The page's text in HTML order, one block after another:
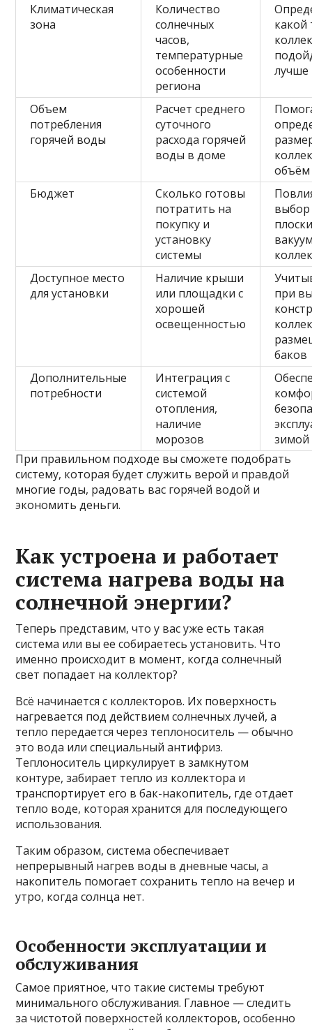
Климатическая
зона
Количество
солнечных
часов,
температурные
особенности
региона
какой
лучше
Объем
потребления
горячей воды
Расчет среднего
суточного
расхода горячей
воды в доме
объём
Бюджет
Сколько готовы
потратить на
покупку и
установку
системы
Доступное место
для установки
Наличие крыши
или площадки с
хорошей
освещенностью
при
баков
Дополнительные
потребности
Интеграция с
системой
отопления,
наличие
морозов
зимой
При правильном подходе вы сможете подобрать
систему, которая будет служить верой и правдой
многие годы, радовать вас горячей водой и
экономить деньги.
Как устроена и работает
система нагрева воды на
солнечной энергии?
Теперь представим, что у вас уже есть такая
система или вы ее собираетесь установить. Что
именно происходит в момент, когда солнечный
свет попадает на коллектор?
Всё начинается с коллекторов. Их поверхность
нагревается под действием солнечных лучей, а
тепло передается через теплоноситель — обычно
это вода или специальный антифриз.
Теплоноситель циркулирует в замкнутом
контуре, забирает тепло из коллектора и
транспортирует его в бак-накопитель, где отдает
тепло воде, которая хранится для последующего
использования.
Таким образом, система обеспечивает
непрерывный нагрев воды в дневные часы, а
накопитель помогает сохранить тепло на вечер и
утро, когда солнца нет.
Особенности эксплуатации и
обслуживания
Самое приятное, что такие системы требуют
минимального обслуживания. Главное — следить
за чистотой поверхностей коллекторов, особенно